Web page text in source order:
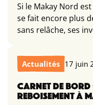
Si le Makay Nord
se fait encore plus
sans relâche, ses
Actualités 17 juin
CARNET DE BORD
REBOISEMENT À